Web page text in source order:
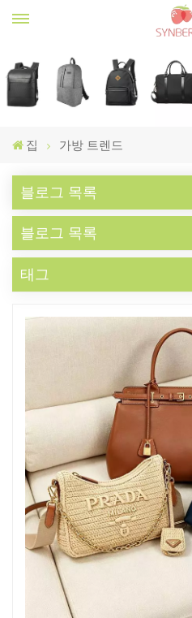
집 가방 트렌드
블로그 목록
블로그 목록
태그